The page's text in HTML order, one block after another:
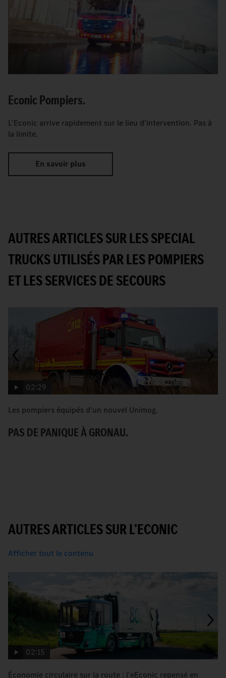
Econic Pompiers.
L'Econic arrive rapidement sur le lieu d'intervention. Pas à
la limite.
En savoir plus
AUTRES ARTICLES SUR LES SPECIAL
TRUCKS UTILISÉS PAR LES POMPIERS
ET LES SERVICES DE SECOURS
02:29
Les pompiers équipés d'un nouvel Unimog.
PAS DE PANIQUE À GRONAU.
AUTRES ARTICLES SUR L’ECONIC
Afficher tout le contenu
02:15
Économie circulaire sur la route : l'eEconic repensé en